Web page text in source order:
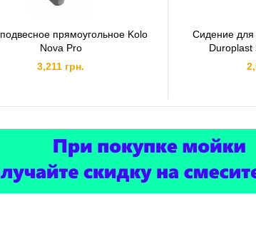
прямоугольное Kolo
Nova Pro
3,211 грн.
Сидение для
Duroplast